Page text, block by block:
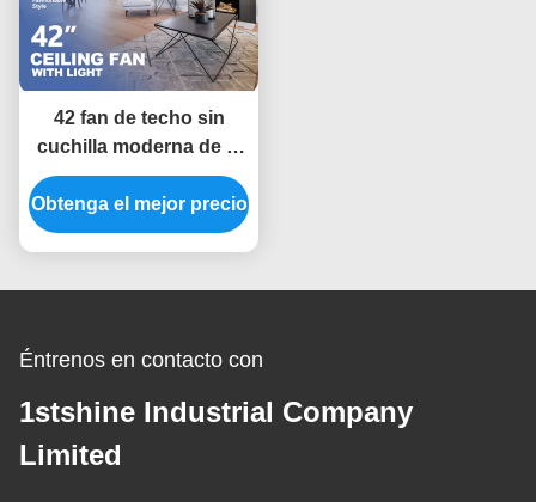
42 fan de techo sin
cuchilla moderna de la
pulgada 220V 50Hz LED
para el dormitorio
Obtenga el mejor precio
Éntrenos en contacto con
1stshine Industrial Company
Limited